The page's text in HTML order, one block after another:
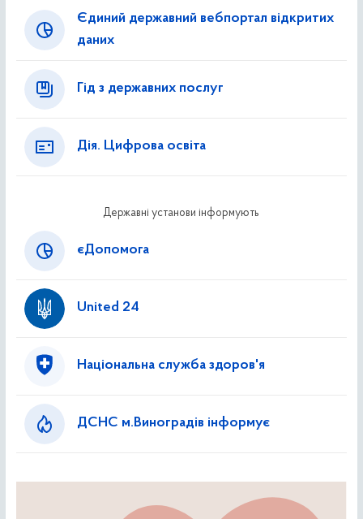
Єдиний державний вебпортал відкритих
даних
Гід з державних послуг
Дія. Цифрова освіта
Державні установи інформують
єДопомога
United 24
Національна служба здоров'я
ДСНС м.Виноградів інформує